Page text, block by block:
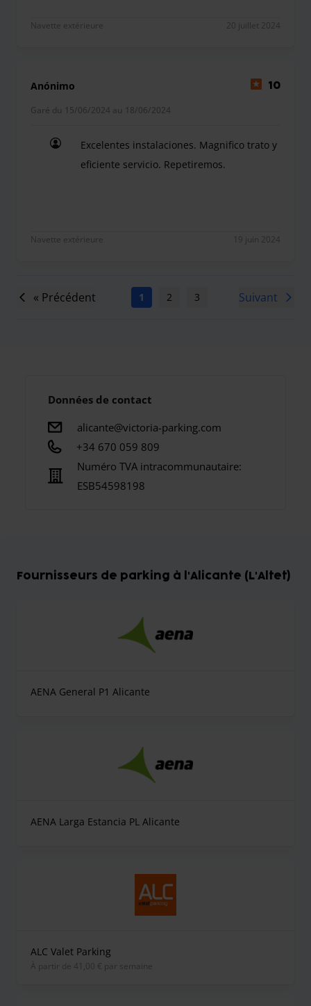
Navette extérieure 20 juillet 2024
Anónimo 10
Garé du 15/06/2024 au 18/06/2024
Excelentes instalaciones. Magnifico trato y
eficiente servicio. Repetiremos.
Navette extérieure 19 juin 2024
« Précédent 1 2 3 Suivant
Données de contact
alicante@victoria-parking.com
+34 670 059 809
Numéro TVA intracommunautaire:
ESB54598198
Fournisseurs de parking à l'Alicante (L'Altet)
AENA General P1 Alicante
AENA Larga Estancia PL Alicante
ALC Valet Parking
À partir de 41,00 € par semaine